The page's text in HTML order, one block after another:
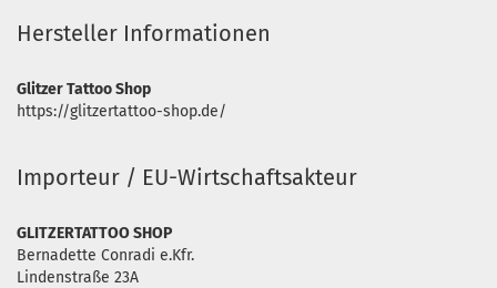
Hersteller Informationen
Glitzer Tattoo Shop
https://glitzertattoo-shop.de/
Importeur / EU-Wirtschaftsakteur
GLITZERTATTOO SHOP
Bernadette Conradi e.Kfr.
Lindenstraße 23A